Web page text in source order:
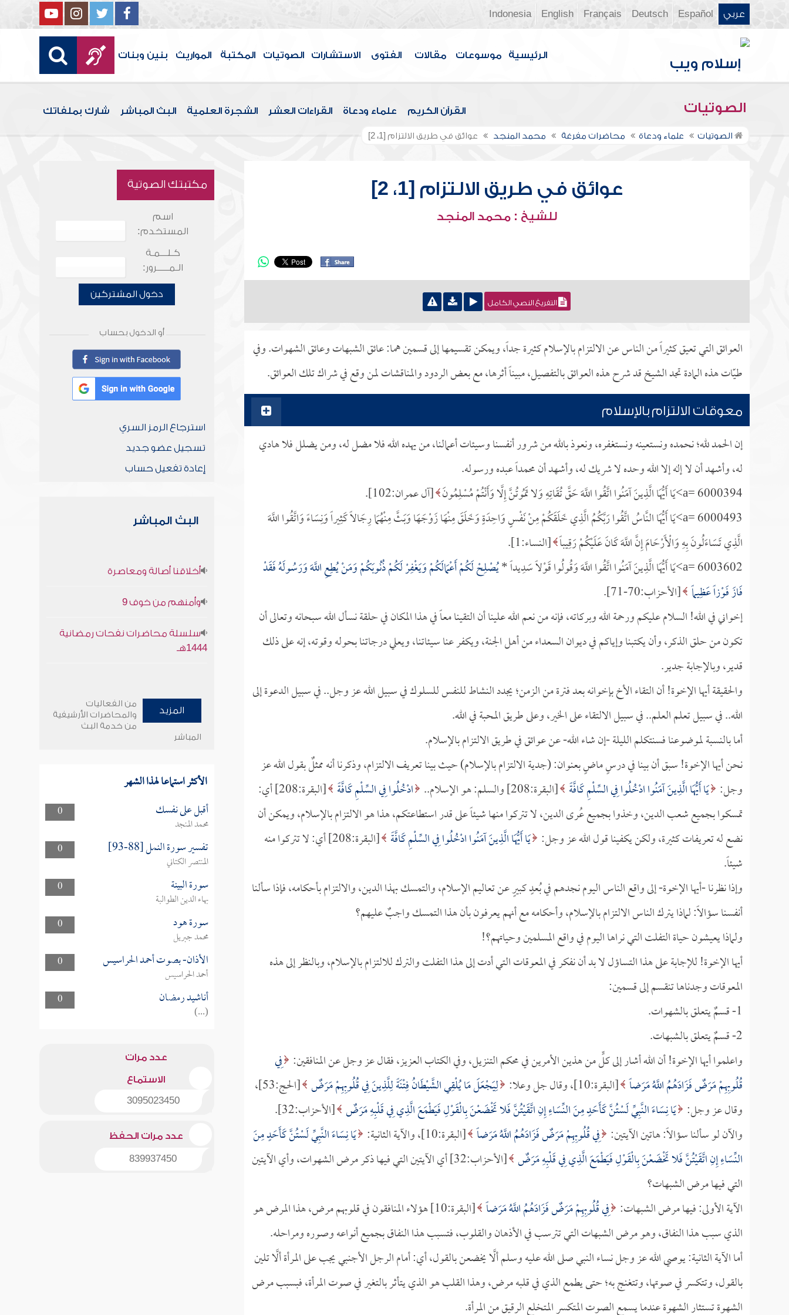
عربي Español
Deutsch
Français
English
Indonesia
الرئيسية موسوعات مقالات الفتوى الاستشارات الصوتيات المكتبة المواريث بنين وبنات
الصوتيات القرآن الكريم علماء ودعاة القراءات العشر الشجرة العلمية البث المباشر شارك بملفاتك
الصوتيات علماء ودعاة محاضرات مفرغة محمد المنجد عوائق في طريق الالتزام [1، 2]
عوائق في طريق الالتزام [1، 2]
للشيخ : محمد المنجد
التفريغ النصي الكامل
العوائق التي تعيق كثيراً من الناس عن الالتزام بالإسلام كثيرة جداً، ويمكن تقسيمها إلى قسمين هما: عائق الشبهات وعائق الشهوات. وفي
طيّات هذه المادة تجد الشيخ قد شرح هذه العوائق بالتفصيل، مبيناً أثرها، مع بعض الردود والمناقشات لمن وقع في شراك تلك العوائق.
معوقات الالتزام بالإسلام
إن الحمد لله؛ نحمده ونستعينه ونستغفره، ونعوذ بالله من شرور أنفسنا وسيئات أعمالنا، من يهده الله فلا مضل له، ومن يضلل فلا هادي
له، وأشهد أن لا إله إلا الله وحده لا شريك له، وأشهد أن محمداً عبده ورسوله.
a= 6000394>يَا أَيُّهَا الَّذِينَ آمَنُوا اتَّقُوا اللَّهَ حَقَّ تُقَاتِهِ وَلا تَمُوتُنَّ إِلَّا وَأَنْتُمْ مُسْلِمُونَ
[آل عمران:102].
a= 6000493>يَا أَيُّهَا النَّاسُ اتَّقُوا رَبَّكُمُ الَّذِي خَلَقَكُمْ مِنْ نَفْسٍ وَاحِدَةٍ وَخَلَقَ مِنْهَا زَوْجَهَا وَبَثَّ مِنْهُمَا رِجَالاً كَثِيراً وَنِسَاءً وَاتَّقُوا اللَّهَ
الَّذِي تَسَاءَلُونَ بِهِ وَالْأَرْحَامَ إِنَّ اللَّهَ كَانَ عَلَيْكُمْ رَقِيباً [النساء:1].
a= 6003602>يَا أَيُّهَا الَّذِينَ آمَنُوا اتَّقُوا اللَّهَ وَقُولُوا قَوْلاً سَدِيداً *
يُصْلِحْ لَكُمْ أَعْمَالَكُمْ وَيَغْفِرْ لَكُمْ ذُنُوبَكُمْ وَمَنْ يُطِعِ اللَّهَ وَرَسُولَهُ فَقَدْ
فَازَ فَوْزاً عَظِيماً [الأحزاب:70-71].
إخواني في الله! السلام عليكم ورحمة الله وبركاته، فإنه من نعم الله علينا أن التقينا معاً في هذا المكان في حلقة نسأل الله سبحانه وتعالى أن
تكون من حلق الذكر، وأن يكتبنا وإياكم في ديوان السعداء من أهل الجنة، ويكفر عنا سيئاتنا، ويعلي درجاتنا بحوله وقوته، إنه على ذلك
قدير، وبالإجابة جدير.
والحقيقة أيها الإخوة! أن التقاء الأخ بإخوانه بعد فترة من الزمن؛ يجدد النشاط للنفس للسلوك في سبيل الله عز وجل.. في سبيل الدعوة إلى
الله.. في سبيل تعلم العلم.. في سبيل الالتقاء على الخير، وعلى طريق المحبة في الله.
أما بالنسبة لموضوعنا فسنتكلم الليلة -إن شاء الله- عن عوائق في طريق الالتزام بالإسلام.
نحن أيها الإخوة! سبق أن بينا في درسٍ ماضٍ بعنوان: (جدية الالتزام بالإسلام) حيث بينا تعريف الالتزام، وذكرنا أنه ممثلٌ بقول الله عز
وجل: يَا أَيُّهَا الَّذِينَ آمَنُوا ادْخُلُوا فِي السِّلْمِ كَافَّةً [البقرة:208] والسلم: هو الإسلام.. ادْخُلُوا فِي السِّلْمِ كَافَّةً
[البقرة:208] أي:
تمسكوا بجميع شعب الدين، وخذوا بجميع عُرى الدين، لا تتركوا منها شيئاً على قدر استطاعتكم، هذا هو الالتزام بالإسلام، ويمكن أن
نضع له تعريفات كثيرة، ولكن يكفينا قول الله عز وجل: يَا أَيُّهَا الَّذِينَ آمَنُوا ادْخُلُوا فِي السِّلْمِ كَافَّةً
[البقرة:208] أي: لا تتركوا منه
شيئاً.
وإذا نظرنا -أيها الإخوة- إلى واقع الناس اليوم نجدهم في بُعدٍ كبيرٍ عن تعاليم الإسلام، والتمسك بهذا الدين، والالتزام بأحكامه، فإذا سألنا
أنفسنا سؤالاً: لماذا يترك الناس الالتزام بالإسلام، وأحكامه مع أنهم يعرفون بأن هذا التمسك واجبٌ عليهم؟
ولماذا يعيشون حياة التفلت التي نراها اليوم في واقع المسلمين وحياتهم؟!
أيها الإخوة! للإجابة على هذا التساؤل لا بد أن نفكر في المعوقات التي أدت إلى هذا التفلت والترك للالتزام بالإسلام، وبالنظر إلى هذه
المعوقات وجدناها تنقسم إلى قسمين:
1- قسمٌ يتعلق بالشهوات.
2- قسمٌ يتعلق بالشبهات.
واعلموا أيها الإخوة! أن الله أشار إلى كلٍّ من هذين الأمرين في محكم التنزيل، وفي الكتاب العزيز، فقال عز وجل عن المنافقين: فِي
قُلُوبِهِمْ مَرَضٌ فَزَادَهُمُ اللَّهُ مَرَضاً [البقرة:10]، وقال جل وعلا: لِيَجْعَلَ مَا يُلْقِي الشَّيْطَانُ فِتْنَةً لِلَّذِينَ فِي قُلُوبِهِمْ مَرَضٌ
[الحج:53]،
وقال عز وجل: يَا نِسَاءَ النَّبِيِّ لَسْتُنَّ كَأَحَدٍ مِنَ النِّسَاءِ إِنِ اتَّقَيْتُنَّ فَلا تَخْضَعْنَ بِالْقَوْلِ فَيَطْمَعَ الَّذِي فِي قَلْبِهِ مَرَضٌ [الأحزاب:32].
والآن لو سألنا سؤالاً: هاتين الآيتين: فِي قُلُوبِهِمْ مَرَضٌ فَزَادَهُمُ اللَّهُ مَرَضاً [البقرة:10]، والآية الثانية:
يَا نِسَاءَ النَّبِيِّ لَسْتُنَّ كَأَحَدٍ مِنَ
النِّسَاءِ إِنِ اتَّقَيْتُنَّ فَلا تَخْضَعْنَ بِالْقَوْلِ فَيَطْمَعَ الَّذِي فِي قَلْبِهِ مَرَضٌ
[الأحزاب:32] أي الآيتين التي فيها ذكر مرض الشهوات، وأي الآيتين
التي فيها مرض الشبهات؟
الآية الأولى: فيها مرض الشبهات: فِي قُلُوبِهِمْ مَرَضٌ فَزَادَهُمُ اللَّهُ مَرَضاً
[البقرة:10] هؤلاء المنافقون في قلوبهم مرض، هذا المرض هو
الذي سبب هذا النفاق، وهو مرض الشبهات التي تترسب في الأذهان والقلوب، فتسبب هذا النفاق بجميع أنواعه وصوره ومراحله.
أما الآية الثانية: يوصي الله عز وجل نساء النبي صلى الله عليه وسلم ألَّا يخضعن بالقول، أي: أمام الرجل الأجنبي يجب على المرأة ألَّا تلين
بالقول، وتتكسر في صوتها، وتتغنج به؛ حتى يطمع الذي في قلبه مرض، وهذا القلب هو الذي يتأثر بالتغير في صوت المرأة، فبسبب مرض
الشهوة تستثار الشهوة عندما يسمع الصوت المتكسر المتخلع الرقيق من المرأة.
مكتبتك الصوتية
اسم
المستخدم:
كـلـــمـة
الـمـــــرور:
دخول المشتركين
أو الدخول بحساب
استرجاع الرمز السري
تسجيل عضو جديد
إعادة تفعيل حساب
البث المباشر
أخلاقنا أصالة ومعاصرة
وأمنهم من خوف 9
سلسلة محاضرات نفحات رمضانية
1444هـ
المزيد
من الفعاليات
والمحاضرات الأرشيفية
من خدمة البث
المباشر
الأكثر استماعا لهذا الشهر
0 أقبل على نفسك
محمد المنجد
0
تفسير سورة النمل [88-93]
المنتصر الكتاني
0
سورة البينة
بهاء الدين الطوالبة
0
سورة هود
محمد جبريل
0
الأذان- بصوت أحمد الحراسيس
أحمد الحراسيس
0
أناشيد رمضان
(...)
عدد مرات
الاستماع
3095023450
عدد مرات الحفظ
839937450